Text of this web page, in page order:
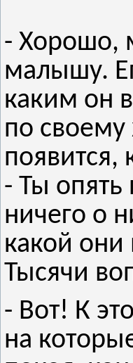
- Хорошо,
малышу.
каким он
по
появится,
- Ты опять
ничего о
какой они
Тысячи
- Вот! К
на